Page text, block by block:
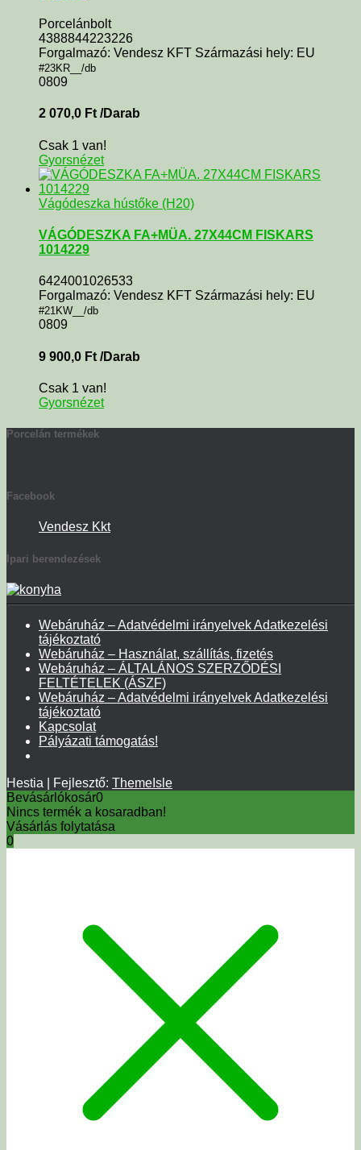
Porcelánbolt
4388844223226
Forgalmazó: Vendesz KFT Származási hely: EU
#23KR__/db
0809
2 070,0 Ft /Darab
Csak 1 van!
Gyorsnézet
Vágódeszka hústőke (H20)
VÁGÓDESZKA FA+MÜA. 27X44CM FISKARS
1014229
6424001026533
Forgalmazó: Vendesz KFT Származási hely: EU
#21KW__/db
0809
9 900,0 Ft /Darab
Csak 1 van!
Gyorsnézet
Porcelán termékek
Facebook
Vendesz Kkt
Ipari berendezések
Webáruház – Adatvédelmi irányelvek Adatkezelési
tájékoztató
Webáruház – Használat, szállítás, fizetés
Webáruház – ÁLTALÁNOS SZERZŐDÉSI
FELTÉTELEK (ÁSZF)
Webáruház – Adatvédelmi irányelvek Adatkezelési
tájékoztató
Kapcsolat
Pályázati támogatás!
Hestia | Fejlesztő: ThemeIsle
Bevásárlókosár0
Nincs termék a kosaradban!
Vásárlás folytatása
0